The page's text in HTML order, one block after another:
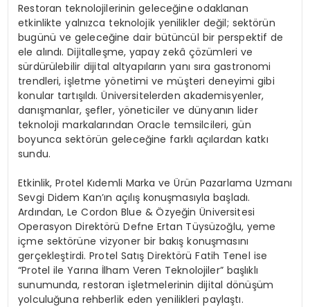
Restoran teknolojilerinin geleceğine odaklanan
etkinlikte yalnızca teknolojik yenilikler değil; sektörün
bugünü ve geleceğine dair bütüncül bir perspektif de
ele alındı. Dijitalleşme, yapay zekâ çözümleri ve
sürdürülebilir dijital altyapıların yanı sıra gastronomi
trendleri, işletme yönetimi ve müşteri deneyimi gibi
konular tartışıldı. Üniversitelerden akademisyenler,
danışmanlar, şefler, yöneticiler ve dünyanın lider
teknoloji markalarından Oracle temsilcileri, gün
boyunca sektörün geleceğine farklı açılardan katkı
sundu.
Etkinlik, Protel Kıdemli Marka ve Ürün Pazarlama Uzmanı
Sevgi Didem Kan’ın açılış konuşmasıyla başladı.
Ardından, Le Cordon Blue & Özyeğin Üniversitesi
Operasyon Direktörü Defne Ertan Tüysüzoğlu, yeme
içme sektörüne vizyoner bir bakış konuşmasını
gerçekleştirdi. Protel Satış Direktörü Fatih Tenel ise
“Protel ile Yarına İlham Veren Teknolojiler” başlıklı
sunumunda, restoran işletmelerinin dijital dönüşüm
yolculuğuna rehberlik eden yenilikleri paylaştı.